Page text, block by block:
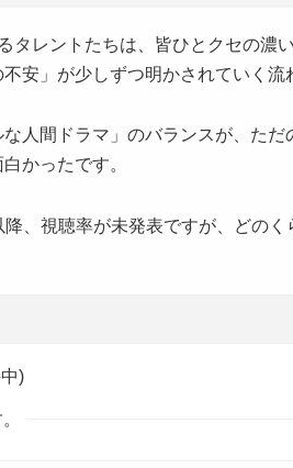
タレントたちは、皆ひとクセの濃
安」が少しずつ明かされていく流
な人間ドラマ」のバランスが、た
かったです。
、視聴率が未発表ですが、どのく
)